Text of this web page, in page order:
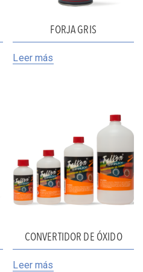
FORJA GRIS
Leer más
CONVERTIDOR DE ÓXIDO
Leer más